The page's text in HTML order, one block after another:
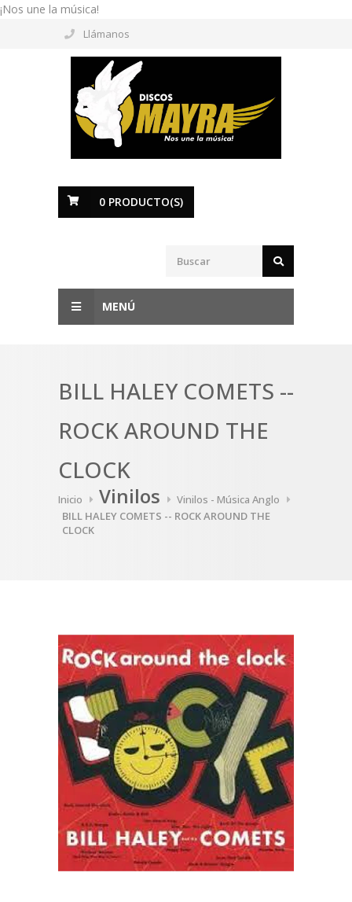
¡Nos une la música!
Llámanos
0 PRODUCTO(S)
MENÚ
BILL HALEY COMETS --
ROCK AROUND THE
CLOCK
Inicio Vinilos
Vinilos - Música Anglo
BILL HALEY COMETS -- ROCK AROUND THE
CLOCK